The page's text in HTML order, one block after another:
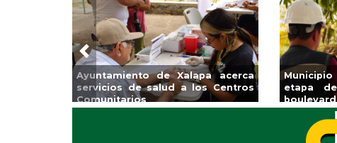
arrancará primera
rehabilitación en el
5 de febrero
Impulsa Gobierno Municipal Expo
Venta Regreso a Clases
Previous